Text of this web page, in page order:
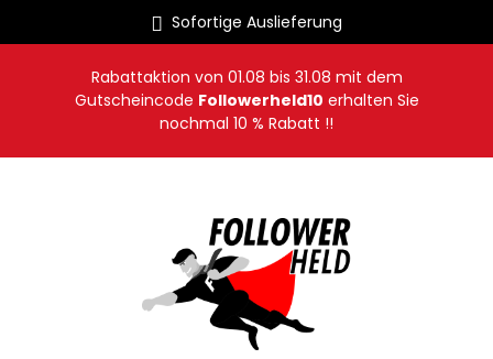
Sofortige Auslieferung
Rabattaktion von 01.08 bis 31.08 mit dem
Gutscheincode Followerheld10 erhalten Sie
nochmal 10 % Rabatt !!